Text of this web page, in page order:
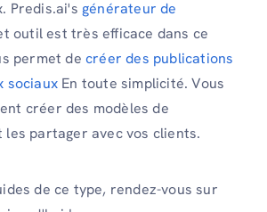
Predis.ai's générateur de
outil est très efficace dans ce
permet de créer des publications
sociaux En toute simplicité. Vous
créer des modèles de
les partager avec vos clients.
de ce type, rendez-vous sur